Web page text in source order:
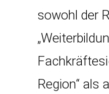
sowohl der
Region“ als